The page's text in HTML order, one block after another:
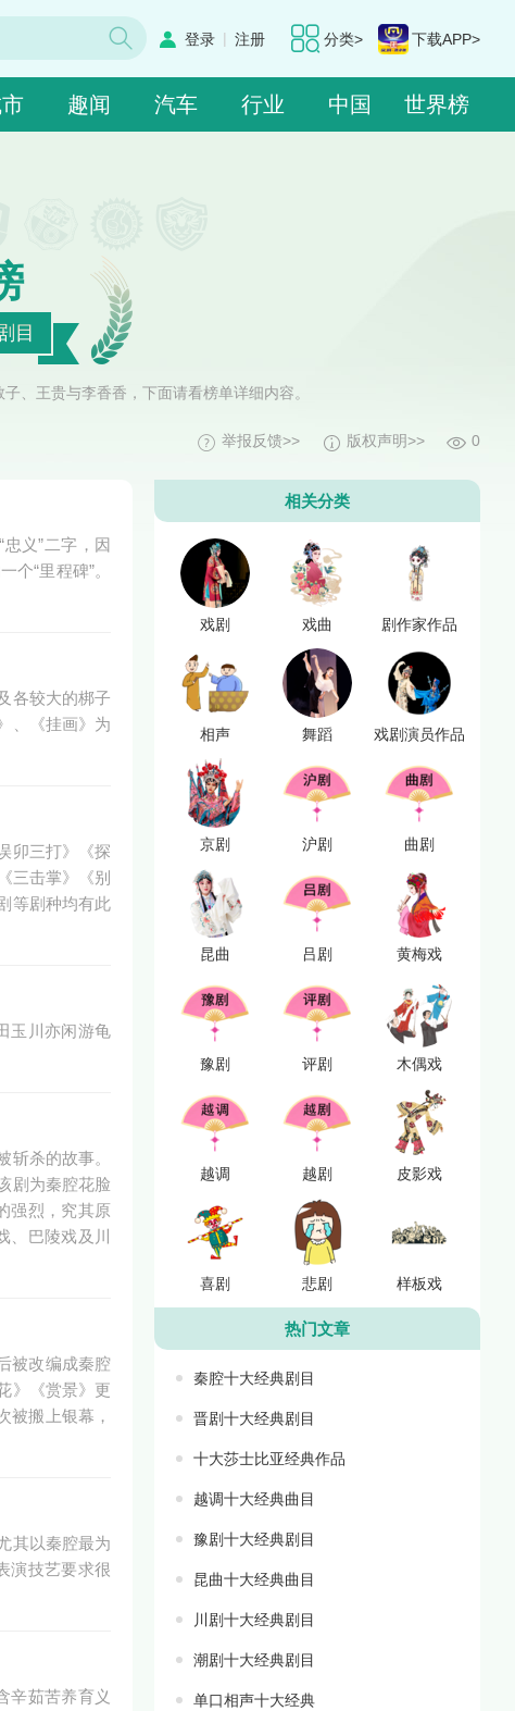
分类> 下载APP>
登录 | 注册
趣闻 汽车 行业 中国 世界榜
目
、王贵与李香香，下面请看榜单详细内容。
0
版权声明>>
举报反馈>>
义”二字，因
“里程碑”。
各较大的梆子
、《挂画》为
卯三打》《探
三击掌》《别
等剧种均有此
玉川亦闲游龟
斩杀的故事。
剧为秦腔花脸
强烈，究其原
、巴陵戏及川
被改编成秦腔
》《赏景》更
被搬上银幕，
其以秦腔最为
演技艺要求很
辛茹苦养育义
相关分类
戏剧 戏曲 剧作家作品
相声 舞蹈 戏剧演员作品
京剧 沪剧 曲剧
昆曲 吕剧 黄梅戏
豫剧 评剧 木偶戏
越调 越剧 皮影戏
喜剧 悲剧 样板戏
热门文章
秦腔十大经典剧目
晋剧十大经典剧目
十大莎士比亚经典作品
越调十大经典曲目
豫剧十大经典剧目
昆曲十大经典曲目
川剧十大经典剧目
潮剧十大经典剧目
单口相声十大经典